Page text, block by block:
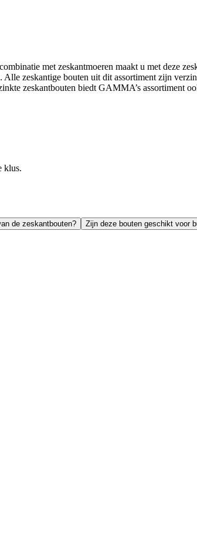
met zeskantmoeren maakt u met deze
zeskantige bouten uit dit assortiment zijn
zeskantbouten biedt GAMMA’s assortiment
klus.
de zeskantbouten? Zijn deze bouten geschikt voor